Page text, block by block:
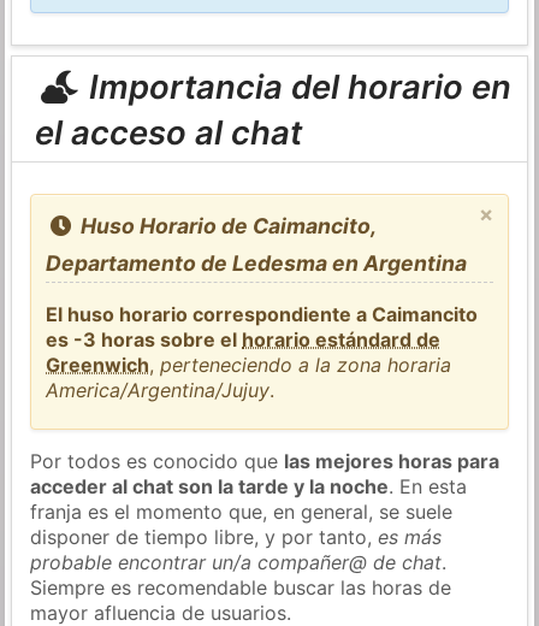
Importancia del horario en
el acceso al chat
×
Huso Horario de Caimancito,
Departamento de Ledesma en Argentina
El huso horario correspondiente a Caimancito
es -3 horas sobre el horario estándard de
Greenwich,perteneciendo a la zona horaria
America/Argentina/Jujuy.
Por todos es conocido que las mejores horas para
acceder al chat son la tarde y la noche. En esta
franja es el momento que, en general, se suele
disponer de tiempo libre, y por tanto,es más
probable encontrar un/a compañer@ de chat.
Siempre es recomendable buscar las horas de
mayor afluencia de usuarios.